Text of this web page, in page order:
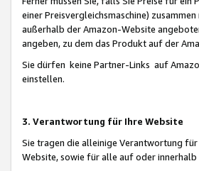
einer Preisvergleichsmaschine)
außerhalb der Amazon-Website
angeben, zu dem das Produkt auf der
Sie dürfen keine Partner-Links auf
einstellen.
3. Verantwortung für Ihre Website
Sie tragen die alleinige Verantwortung
Website, sowie für alle auf oder